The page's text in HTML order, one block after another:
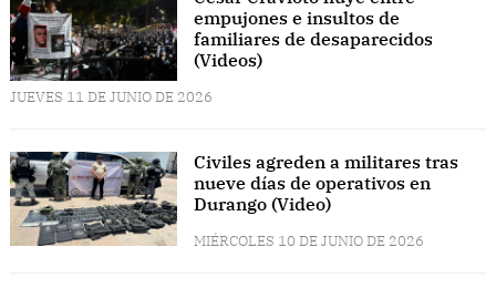
empujones e insultos de
familiares de desaparecidos
(Videos)
JUEVES 11 DE JUNIO DE 2026
Civiles agreden a militares tras
nueve días de operativos en
Durango (Video)
MIÉRCOLES 10 DE JUNIO DE 2026